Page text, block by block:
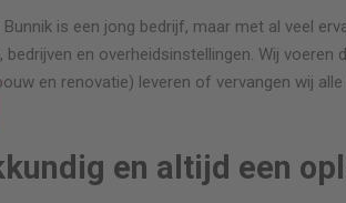
is een jong bedrijf, maar met al veel
bedrijven en overheidsinstellingen. Wij
en renovatie) leveren of vervangen wij
en altijd een